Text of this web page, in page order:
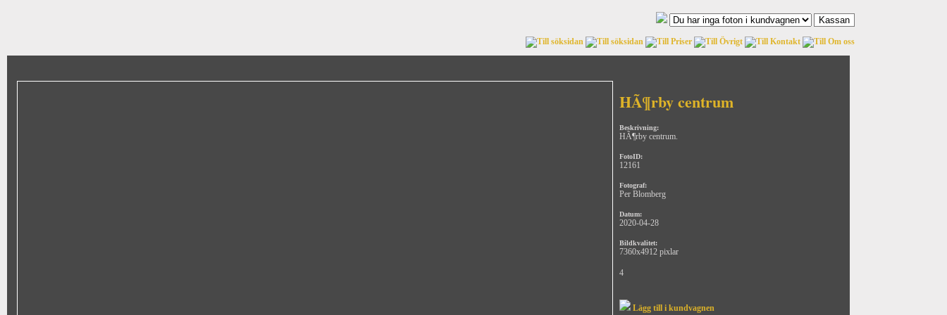
HÃ¶rby centrum
Beskrivning:
HÃ¶rby centrum.
FotoID:
12161
Fotograf:
Per Blomberg
Datum:
2020-04-28
Bildkvalitet:
7360x4912 pixlar
4
Lägg till i kundvagnen